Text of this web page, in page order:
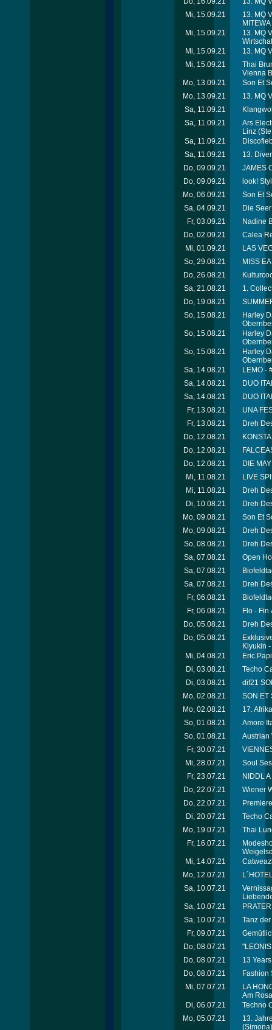
Mi, 15.09.21
13. MQ
Mi, 15.09.21
13. MQ
Mi, 15.09.21
13. MQ
Mi, 15.09.21
Thai
Vienna
Mo, 13.09.21
Son Et
Mo, 13.09.21
13. MQ
Sa, 11.09.21
Sa, 11.09.21
Ars
Linz
Sa, 11.09.21
Sa, 11.09.21
13.
Do, 09.09.21
JAMES
Do, 09.09.21
look!
Mo, 06.09.21
Son Et
Sa, 04.09.21
Die
Fr, 03.09.21
Nadine
Do, 02.09.21
Calea
Mi, 01.09.21
LAS
So, 29.08.21
MISS
Do, 26.08.21
Sa, 21.08.21
1.
Do, 19.08.21
So, 15.08.21
Harley
So, 15.08.21
Harley
So, 15.08.21
Harley
Sa, 14.08.21
LEMO -
Sa, 14.08.21
DUO
Sa, 14.08.21
DUO
Fr, 13.08.21
UNA
Fr, 13.08.21
Dreh
Do, 12.08.21
Do, 12.08.21
Do, 12.08.21
DIE
Mi, 11.08.21
LIVE
Mi, 11.08.21
Dreh
Di, 10.08.21
Dreh
Mo, 09.08.21
Son Et
Mo, 09.08.21
Dreh
So, 08.08.21
Dreh
Sa, 07.08.21
Open
Sa, 07.08.21
Sa, 07.08.21
Dreh
Fr, 06.08.21
Fr, 06.08.21
Flo - Fin
Do, 05.08.21
Dreh
Do, 05.08.21
Klyukin
Mi, 04.08.21
Eric
Di, 03.08.21
Techo
Di, 03.08.21
dif21
Mo, 02.08.21
SON ET
Mo, 02.08.21
17.
So, 01.08.21
Amore
So, 01.08.21
Austrian
Fr, 30.07.21
Mi, 28.07.21
Soul
Fr, 23.07.21
NIDDL
Do, 22.07.21
Wiener
Do, 22.07.21
Di, 20.07.21
Techo
Mo, 19.07.21
Thai
Fr, 16.07.21
Mi, 14.07.21
Mo, 12.07.21
Sa, 10.07.21
Sa, 10.07.21
Sa, 10.07.21
Tanz
Fr, 09.07.21
Do, 08.07.21
Do, 08.07.21
13
Do, 08.07.21
Fashion
Mi, 07.07.21
LA
Am
Di, 06.07.21
Techno
Mo, 05.07.21
13.
(Simona)